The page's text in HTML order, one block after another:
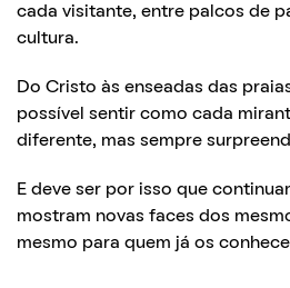
cada visitante, entre palcos de
cultura.
Do Cristo às enseadas das
possível sentir como cada
diferente, mas sempre
E deve ser por isso que
mostram novas faces dos
mesmo para quem já os